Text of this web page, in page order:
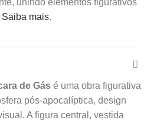
unindo elementos figurativos
Saiba mais.
de Gás é uma obra figurativa
pós-apocalíptica, design
A figura central, vestida